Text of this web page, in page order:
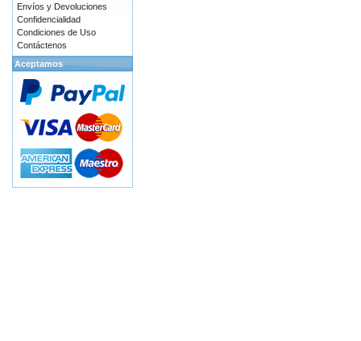
Envíos y Devoluciones
Confidencialidad
Condiciones de Uso
Contáctenos
Aceptamos